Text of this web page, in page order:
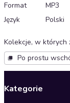
Format
MP3
Język
Polski
Kolekcje, w których
Po prostu
Kategorie